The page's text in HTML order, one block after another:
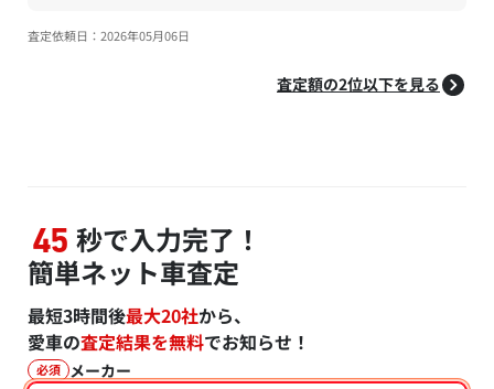
査定依頼日：2026年05月06日
査定額の2位以下を見る
45 秒で入力完了！
簡単ネット車査定
最短3時間後最大20社から、
愛車の査定結果を無料でお知らせ！
必須 メーカー